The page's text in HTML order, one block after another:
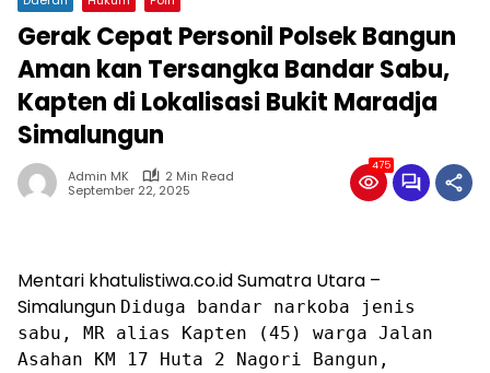
Gerak Cepat Personil Polsek Bangun
Aman kan Tersangka Bandar Sabu,
Kapten di Lokalisasi Bukit Maradja
Simalungun
Admin MK
2 Min Read
September 22, 2025
475
Mentari khatulistiwa.co.id Sumatra Utara –
Simalungun Diduga bandar narkoba jenis
sabu, MR alias Kapten (45) warga Jalan
Asahan KM 17 Huta 2 Nagori Bangun,